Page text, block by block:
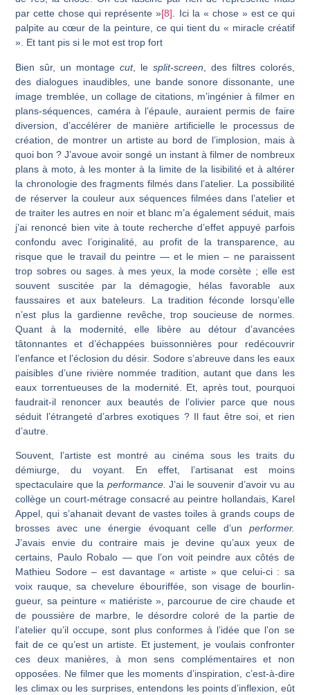
par cette chose qui représente »[8]. Ici la « chose » est ce qui
palpite au cœur de la peinture, ce qui tient du « miracle créatif
». Et tant pis si le mot est trop fort
Bien sûr, un montagecut, le split-screen , des filtres colorés,
des dialogues inau­dibles, une bande sonore dissonante, une
image tremblée, un collage de citations, m’in­génier à filmer en
plans-séquences, caméra à l’épaule, auraient permis de faire
diver­sion, d’accélérer de manière artificielle le processus de
création, de montrer un artiste au bord de l’implosion, mais à
quoi bon ? J’avoue avoir songé un instant à filmer de nom­breux
plans à moto, à les monter à la limite de la lisibilité et à altérer
la chronologie des fragments filmés dans l’atelier. La possibilité
de réserver la couleur aux séquences filmées dans l’atelier et
de traiter les autres en noir et blanc m’a également séduit, mais
j’ai renoncé bien vite à toute recherche d’effet appuyé parfois
confondu avec l’ori­ginalité, au profit de la transparence, au
risque que le travail du peintre — et le mien – ne paraissent
trop sobres ou sages. à mes yeux, la mode corsète ; elle est
souvent sus­citée par la démagogie, hélas favorable aux
faussaires et aux bateleurs. La tradition féconde lorsqu’elle
n’est plus la gardienne revêche, trop soucieuse de normes.
Quant à la modernité, elle libère au détour d’avancées
tâtonnantes et d’échappées buissonnières pour redécouvrir
l’enfance et l’éclosion du désir. Sodore s’abreuve dans les eaux
paisibles d’une rivière nommée tradition, autant que dans les
eaux torrentueuses de la modernité. Et, après tout, pourquoi
faudrait-il renoncer aux beautés de l’olivier parce que nous
séduit l’étrangeté d’arbres exotiques ? Il faut être soi, et rien
d’autre.
Souvent, l’artiste est montré au cinéma sous les traits du
démiurge, du voyant. En effet, l’artisanat est moins
spectaculaire que la performance. J’ai le souvenir d’avoir vu au
collège un court-métrage consacré au peintre hollandais, Karel
Appel, qui s’aha­nait devant de vastes toiles à grands coups de
brosses avec une énergie évoquant celle d’un performer.
J’avais envie du contraire mais je devine qu’aux yeux de
certains, Paulo Robalo — que l’on voit peindre aux côtés de
Mathieu Sodore – est davantage « artiste » que celui-ci : sa
voix rauque, sa chevelure ébouriffée, son visage de bourlin­
gueur, sa peinture « matiériste », parcourue de cire chaude et
de poussière de marbre, le désordre coloré de la partie de
l’atelier qu’il occupe, sont plus conformes à l’idée que l’on se
fait de ce qu’est un artiste. Et justement, je voulais confronter
ces deux manières, à mon sens complémentaires et non
opposées. Ne filmer que les moments d’inspiration, c’est-à-dire
les climax ou les surprises, entendons les points d’inflexion, eût